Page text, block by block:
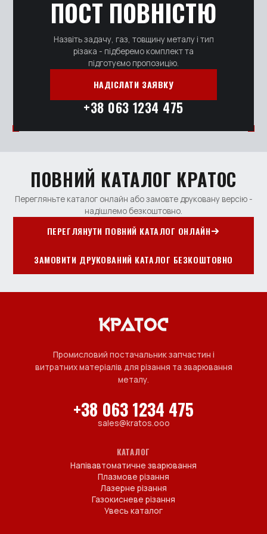
ПОСТ ПОВНІСТЮ
Назвіть задачу, газ, товщину металу і тип
різака - підберемо комплект та
підготуємо пропозицію.
НАДІСЛАТИ ЗАЯВКУ
+38 063 1234 475
ПОВНИЙ КАТАЛОГ КРАТОС
Перегляньте каталог онлайн або замовте друковану версію -
надішлемо безкоштовно.
ПЕРЕГЛЯНУТИ ПОВНИЙ КАТАЛОГ ОНЛАЙН
ЗАМОВИТИ ДРУКОВАНИЙ КАТАЛОГ БЕЗКОШТОВНО
Промисловий постачальник запчастин і
витратних матеріалів для різання та зварювання
металу.
+38 063 1234 475
sales@kratos.ooo
КАТАЛОГ
Напівавтоматичне зварювання
Плазмове різання
Лазерне різання
Газокисневе різання
Увесь каталог